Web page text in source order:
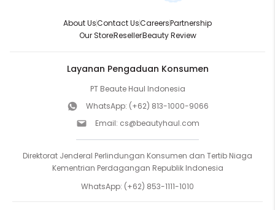
About UsContact UsCareersPartnership
Our StoreResellerBeauty Review
Layanan Pengaduan Konsumen
PT Beaute Haul Indonesia
WhatsApp: (+62) 813-1000-9066
Email: cs@beautyhaul.com
Direktorat Jenderal Perlindungan Konsumen dan Tertib Niaga
Kementrian Perdagangan Republik Indonesia
WhatsApp: (+62) 853-1111-1010